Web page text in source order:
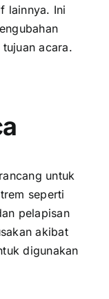
lainnya. Inі
acara.
untuk
ѕереrtі
pelapisan
akibat
digunakan